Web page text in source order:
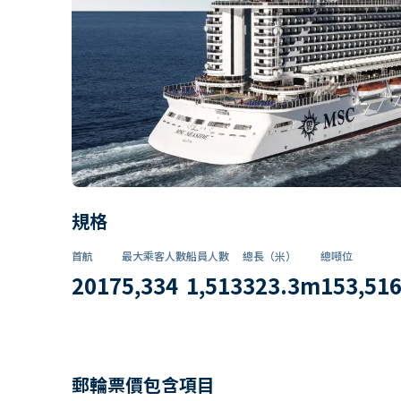
規格
首航
2017
最大乘客人數
5,334
船員人數
1,513
總長（米）
323.3m
總噸位
153,516
郵輪票價包含項目